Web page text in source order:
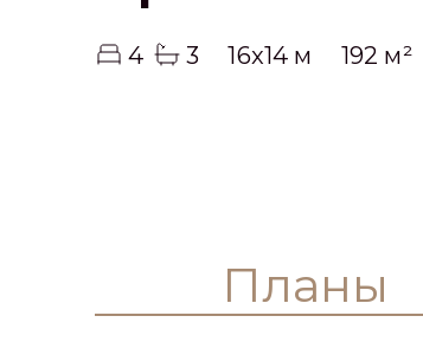
4 3 16x14 м 192 м²
Планы